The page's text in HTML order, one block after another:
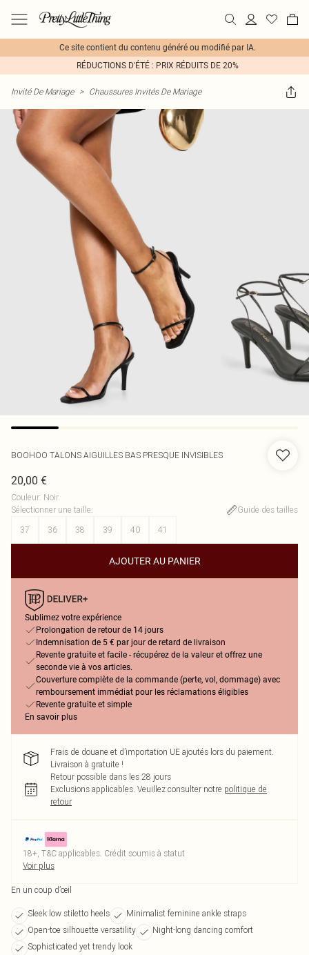
Ce site contient du contenu généré ou modifié par IA.
RÉDUCTIONS D'ÉTÉ : PRIX RÉDUITS DE 20%
Invité De Mariage > Chaussures Invités De Mariage
BOOHOO TALONS AIGUILLES BAS PRESQUE INVISIBLES
20,00 €
Couleur: Noir
Sélectionner une taille:
Guide des tailles
37
36 38 39 40 41
AJOUTER AU PANIER
Sublimez votre expérience
Prolongation de retour de 14 jours
Indemnisation de 5 € par jour de retard de livraison
Revente gratuite et facile - récupérez de la valeur et offrez une
seconde vie à vos articles.
Couverture complète de la commande (perte, vol, dommage) avec
remboursement immédiat pour les réclamations éligibles
Revente gratuite et simple
En savoir plus
Frais de douane et d’importation UE ajoutés lors du paiement.
Livraison à gratuite !
Retour possible dans les 28 jours
Exclusions applicables. Veuillez consulter notre politique de
retour
18+, T&C applicables. Crédit soumis à statut
Voir plus
En un coup d’œil
Sleek low stiletto heels
Minimalist feminine ankle straps
Open-toe silhouette versatility
Night-long dancing comfort
Sophisticated yet trendy look